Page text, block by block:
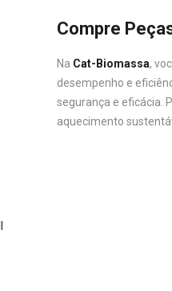
Compre
Na Cat-Biomassa,
desempenho e
segurança e eficácia.
aquecimento